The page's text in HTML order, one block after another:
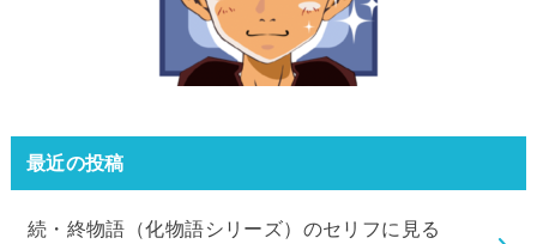
最近の投稿
続・終物語（化物語シリーズ）のセリフに見る